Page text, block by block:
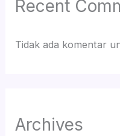
Recent
Tidak ada komentar
Archives